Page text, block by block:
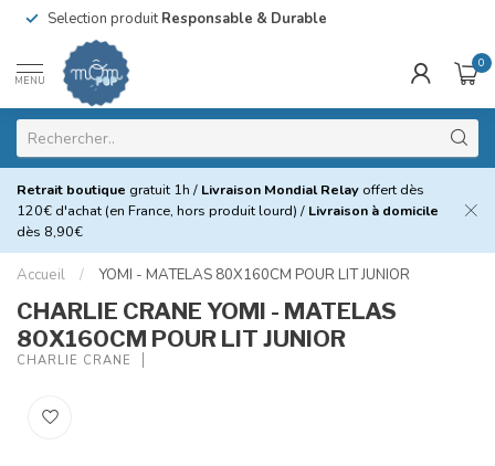
Selection produitResponsable & Durable
MENU
0
Retrait boutique gratuit 1h / Livraison Mondial Relay offert dès
120€ d'achat (en France, hors produit lourd) / Livraison à domicile
dès 8,90€
Accueil / YOMI - MATELAS 80X160CM POUR LIT JUNIOR
CHARLIE CRANE YOMI - MATELAS
80X160CM POUR LIT JUNIOR
CHARLIE CRANE